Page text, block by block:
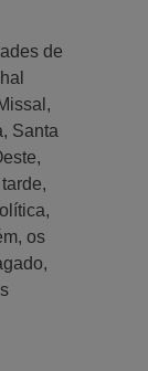
de
Santa
os